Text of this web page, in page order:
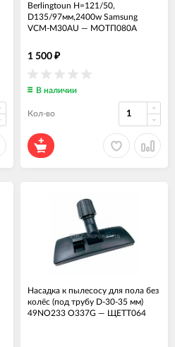
Berlingtoun H=121/50,
D135/97мм,2400w Samsung
VCM-M30AU — МОТП080А
1 500 ₽
В наличии
Кол-во
Насадка к пылесосу для пола без
колёс (под трубу D-30-35 мм)
49NO233 O337G — ЩЕТТ064